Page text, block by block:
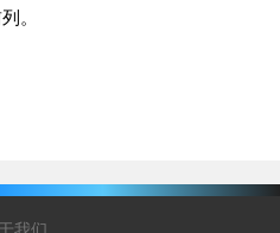
。